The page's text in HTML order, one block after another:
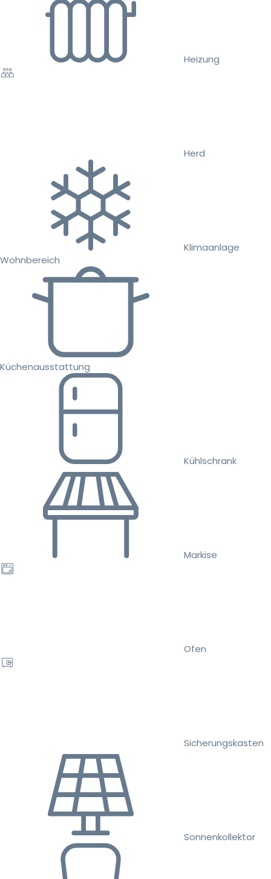
Heizung
Herd
Klimaanlage
Wohnbereich
Küchenausstattung
Kühlschrank
Markise
Ofen
Sicherungskasten
Sonnenkollektor